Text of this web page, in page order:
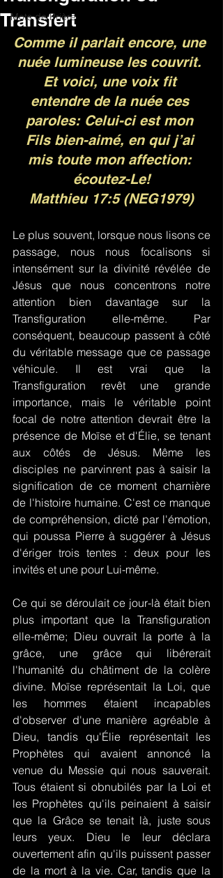
Mots de Prière
Transfert
Comme il parlait encore, une
nuée lumineuse les couvrit.
Et voici, une voix fit
entendre de la nuée ces
paroles: Celui-ci est mon
Fils bien-aimé, en qui j’ai
mis toute mon affection:
écoutez-Le!
Matthieu 17:5 (NEG1979)
Le plus souvent, lorsque nous lisons ce
passage, nous nous focalisons si
intensément sur la divinité révélée de
Jésus que nous concentrons notre
attention bien davantage sur la
Transfiguration elle-même. Par
conséquent, beaucoup passent à côté
du véritable message que ce passage
véhicule. Il est vrai que la
Transfiguration revêt une grande
importance, mais le véritable point
focal de notre attention devrait être la
présence de Moïse et d'Élie, se tenant
aux côtés de Jésus. Même les
disciples ne parvinrent pas à saisir la
signification de ce moment charnière
de l'histoire humaine. C'est ce manque
de compréhension, dicté par l'émotion,
qui poussa Pierre à suggérer à Jésus
d'ériger trois tentes : deux pour les
invités et une pour Lui-même.
Ce qui se déroulait ce jour-là était bien
plus important que la Transfiguration
elle-même; Dieu ouvrait la porte à la
grâce, une grâce qui libérerait
l'humanité du châtiment de la colère
divine. Moïse représentait la Loi, que
les hommes étaient incapables
d'observer d'une manière agréable à
Dieu, tandis qu'Élie représentait les
Prophètes qui avaient annoncé la
venue du Messie qui nous sauverait.
Tous étaient si obnubilés par la Loi et
les Prophètes qu'ils peinaient à saisir
que la Grâce se tenait là, juste sous
leurs yeux. Dieu le leur déclara
ouvertement afin qu'ils puissent passer
de la mort à la vie. Car, tandis que la